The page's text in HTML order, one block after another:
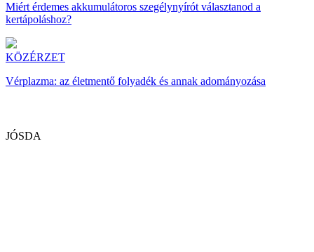
Miért érdemes akkumulátoros szegélynyírót választanod a
kertápoláshoz?
KÖZÉRZET
Vérplazma: az életmentő folyadék és annak adományozása
JÓSDA